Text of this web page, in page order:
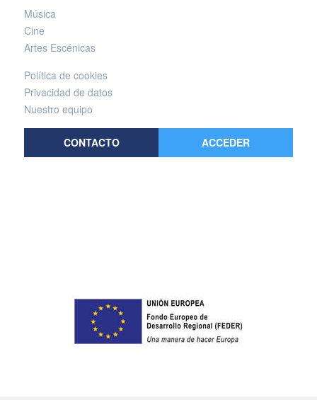
Música
Cine
Artes Escénicas
Política de cookies
Privacidad de datos
Nuestro equipo
CONTACTO ACCEDER